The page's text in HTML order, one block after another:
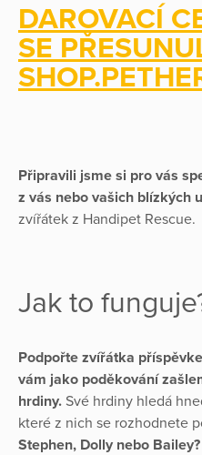
DAROVACÍ
SE
Připravili jsme si pro vás
z vás nebo vašich blízkých
zvířátek z Handipet Rescue.
Jak to
Podpořte zvířátka
vám jako poděkování
hrdiny. Své hrdiny hledá
které z nich se rozhodnete
Stephen, Dolly nebo Bailey?